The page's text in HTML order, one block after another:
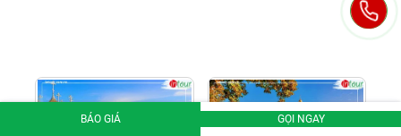
BÁO GIÁ GỌI NGAY